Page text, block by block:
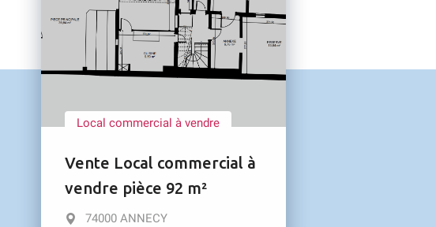
Local commercial à vendre
Vente Local commercial à
vendre pièce 92 m²
74000 ANNECY